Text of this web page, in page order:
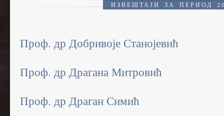
ИЗВЕШТАЈИ ЗА ПЕРИОД
Проф. др Добривоје Станојевић
Проф. др Драгана Митровић
Проф. др Драган Симић